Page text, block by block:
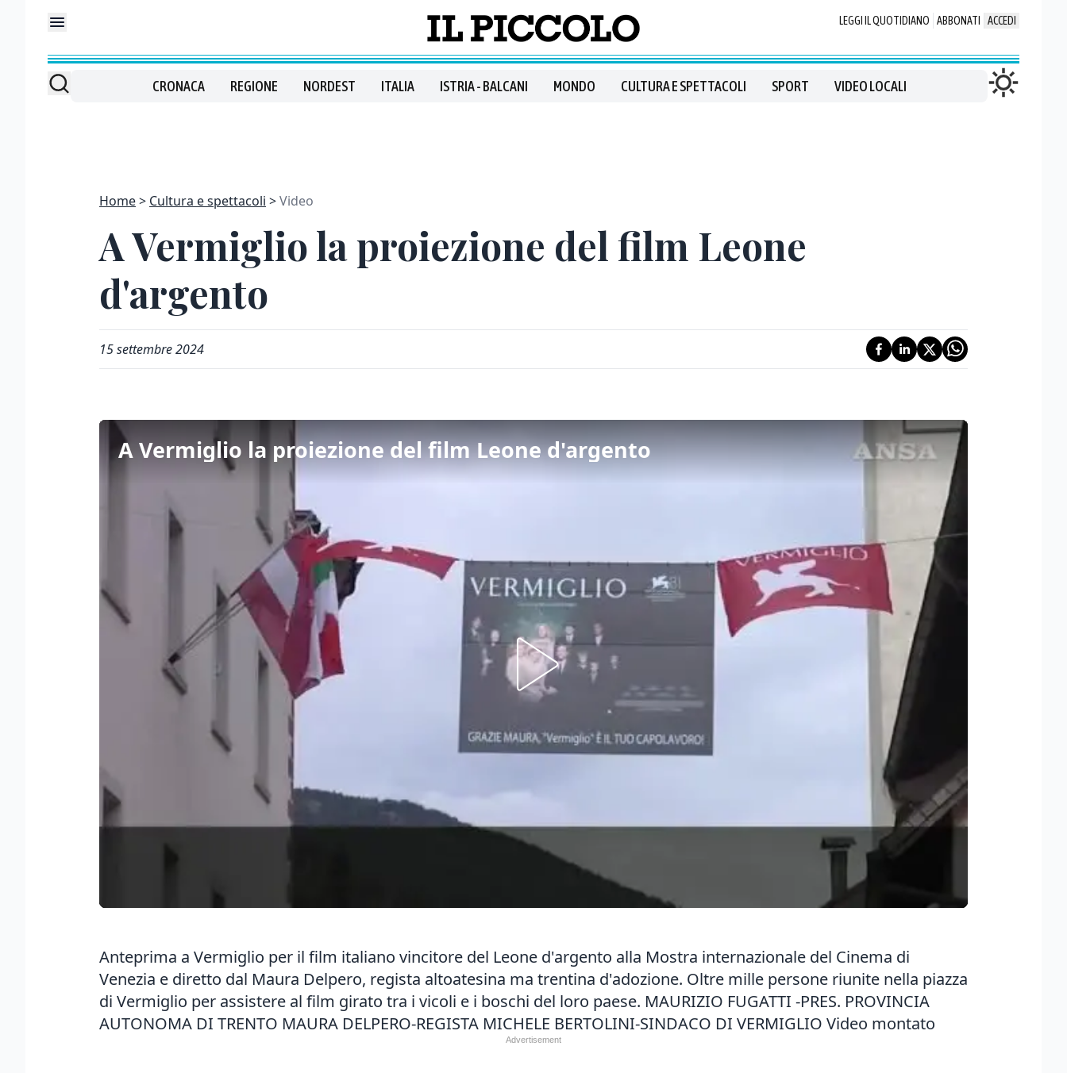
LEGGI IL QUOTIDIANO ABBONATI ACCEDI
CRONACA REGIONE NORDEST ITALIA ISTRIA - BALCANI MONDO CULTURA E SPETTACOLI SPORT VIDEO LOCALI
Home Cultura e spettacoli Video
A Vermiglio la proiezione del film Leone
d'argento
15 settembre 2024
A Vermiglio la proiezione del film Leone d'argento
Anteprima a Vermiglio per il film italiano vincitore del Leone d'argento alla Mostra internazionale del Cinema di
Venezia e diretto dal Maura Delpero, regista altoatesina ma trentina d'adozione. Oltre mille persone riunite nella piazza
di Vermiglio per assistere al film girato tra i vicoli e i boschi del loro paese. MAURIZIO FUGATTI -PRES. PROVINCIA
AUTONOMA DI TRENTO MAURA DELPERO-REGISTA MICHELE BERTOLINI-SINDACO DI VERMIGLIO Video montato